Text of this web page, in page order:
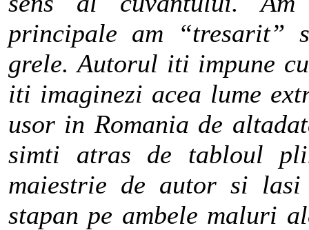
principale am “tresarit”
grele. Autorul iti impune
iti imaginezi acea lume
usor in Romania de
simti atras de tabloul
maiestrie de autor si lasi
stapan pe ambele maluri